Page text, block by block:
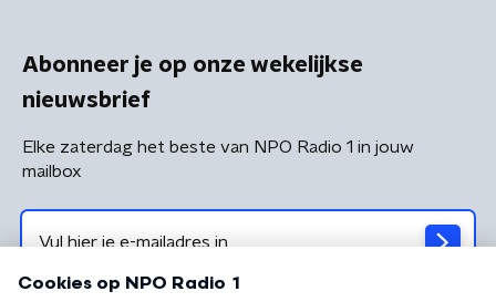
Abonneer je op onze wekelijkse
nieuwsbrief
Elke zaterdag het beste van NPO Radio 1 in jouw
mailbox